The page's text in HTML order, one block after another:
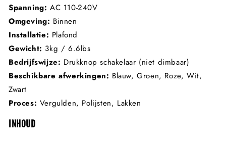
Spanning: AC 110-240V
Omgeving: Binnen
Installatie: Plafond
Gewicht: 3kg / 6.6lbs
Bedrijfswijze: Drukknop schakelaar (niet dimbaar)
Beschikbare afwerkingen: Blauw, Groen, Roze, Wit,
Zwart
Proces: Vergulden, Polijsten, Lakken
INHOUD